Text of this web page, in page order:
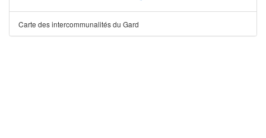
Carte des intercommunalités du Gard